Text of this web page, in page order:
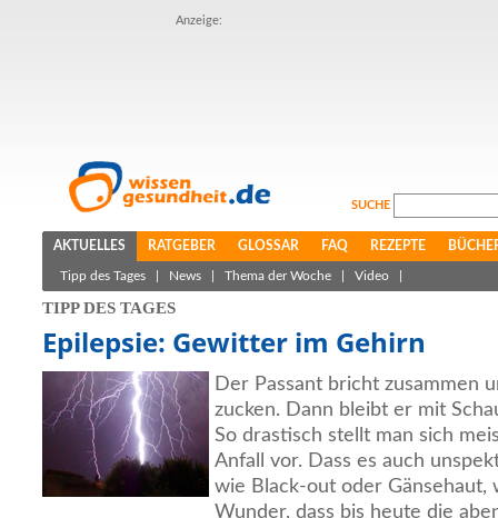
Anzeige:
SUCHE
AKTUELLES RATGEBER GLOSSAR FAQ REZEPTE
Tipp des Tages News Thema der Woche Video
TIPP DES TAGES
Epilepsie: Gewitter im Gehirn
Der Passant bricht zusammen
zucken. Dann bleibt er mit
So drastisch stellt man sich
Anfall vor. Dass es auch
wie Black-out oder Gänsehaut,
Wunder, dass bis heute die